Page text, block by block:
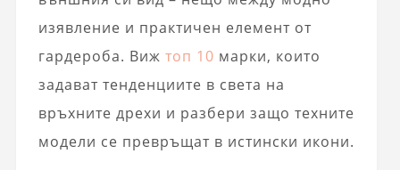
изявление и практичен елемент от
гардероба. Виж топ 10 марки, които
задават тенденциите в света на
връхните дрехи и разбери защо техните
модели се превръщат в истински икони.